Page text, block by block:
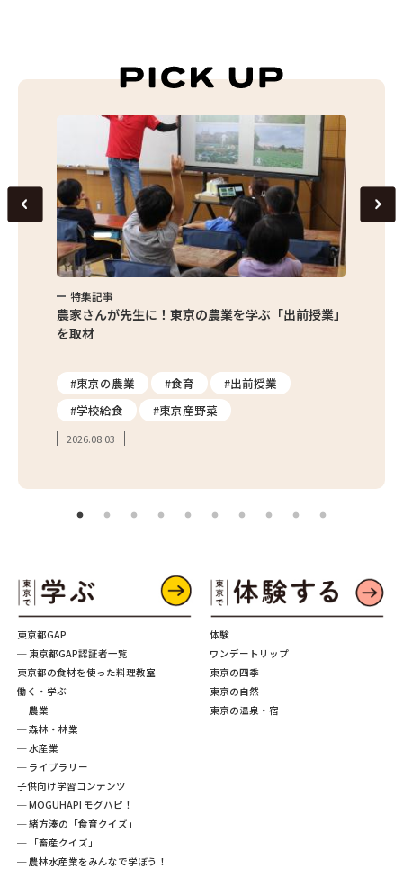
特集記事
農家さんが先生に！東京の農業を学ぶ「出前授業」
を取材
#東京の農業 #食育
#出前授業
#学校給食
#東京産野菜
2026.08.03
東京都GAP
─ 東京都GAP認証者一覧
東京都の食材を使った料理教室
働く・学ぶ
─ 農業
─ 森林・林業
─ 水産業
─ ライブラリー
子供向け学習コンテンツ
─ MOGUHAPI モグハピ！
─ 緒方湊の「食育クイズ」
─ 「畜産クイズ」
─ 農林水産業をみんなで学ぼう！
体験
ワンデートリップ
東京の四季
東京の自然
東京の温泉・宿